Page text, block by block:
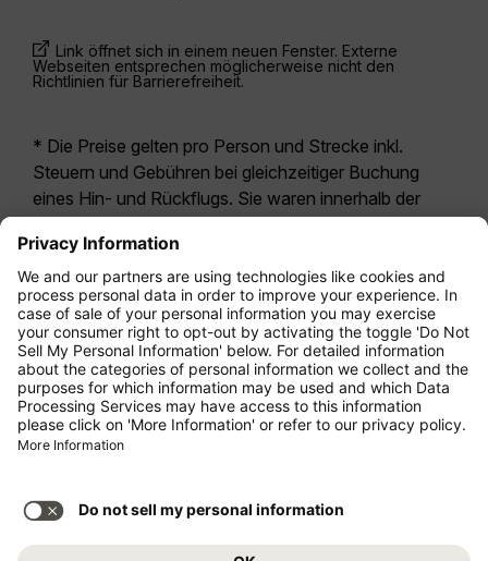
Link öffnet sich in einem neuen Fenster. Externe
Webseiten entsprechen möglicherweise nicht den
Richtlinien für Barrierefreiheit.
* Die Preise gelten pro Person und Strecke inkl.
Steuern und Gebühren bei gleichzeitiger Buchung
eines Hin- und Rückflugs. Sie waren innerhalb der
letzten 24 Stunden verfügbar und sind
möglicherweise nicht mehr aktuell. Bei den für die
Economy Class angegebenen Tarifen handelt es
sich i.d.R. um Economy Zero, unsere restriktivste
Tarifoption. Es können hierfür zusätzliche Gebühren
fürAufgabegepäck oder für andere optionale
Leistungen anfallen. Es gelten dieAllgemeinen
Geschäftsbedingungen .